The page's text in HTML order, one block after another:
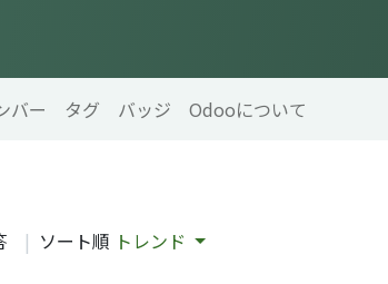
バー タグ バッジ Odooについて
| ソート順 トレンド